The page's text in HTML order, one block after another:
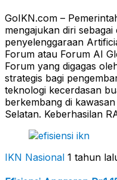
GoIKN.com –
mengajukan diri
penyelenggaraan
Forum atau Forum AI
Forum yang digagas
strategis bagi
teknologi kecerdasan
berkembang di
Selatan. Keberhasilan
IKN Nasional 1 tahun